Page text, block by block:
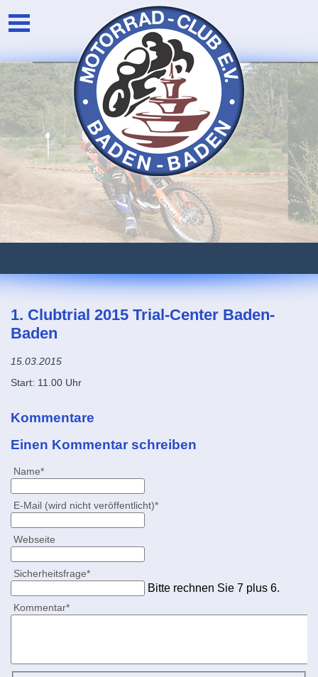
1. Clubtrial 2015 Trial-Center Baden-
Baden
15.03.2015
Start: 11.00 Uhr
Kommentare
Einen Kommentar schreiben
Pflichtfeld
Name*
Pflichtfeld
E-Mail (wird nicht veröffentlicht)*
Webseite
Pflichtfeld
Sicherheitsfrage*
Bitte rechnen Sie 7 plus 6.
Pflichtfeld
Kommentar*
Unser Verein
Die Vorstandschaft
Newsarchiv
Eventarchiv